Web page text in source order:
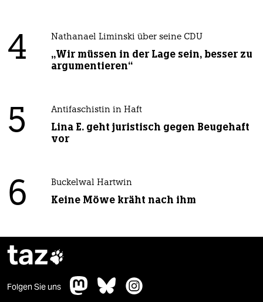
4 Nathanael Liminski über seine CDU
„Wir müssen in der Lage sein, besser zu
argumentieren“
5 Antifaschistin in Haft
Lina E. geht juristisch gegen Beugehaft
vor
6 Buckelwal Hartwin
Keine Möwe kräht nach ihm
taz
Folgen Sie uns